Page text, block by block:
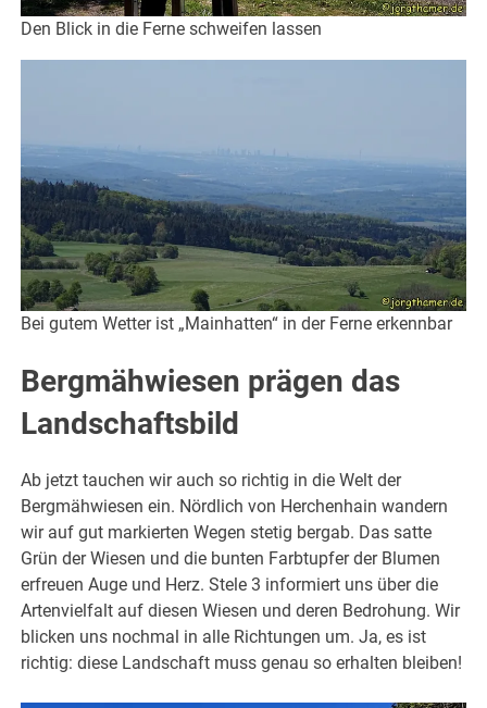
Den Blick in die Ferne schweifen lassen
Bei gutem Wetter ist „Mainhatten“ in der Ferne erkennbar
Bergmähwiesen prägen das
Landschaftsbild
Ab jetzt tauchen wir auch so richtig in die Welt der
Bergmähwiesen ein. Nördlich von Herchenhain wandern
wir auf gut markierten Wegen stetig bergab. Das satte
Grün der Wiesen und die bunten Farbtupfer der Blumen
erfreuen Auge und Herz. Stele 3 informiert uns über die
Artenvielfalt auf diesen Wiesen und deren Bedrohung. Wir
blicken uns nochmal in alle Richtungen um. Ja, es ist
richtig: diese Landschaft muss genau so erhalten bleiben!